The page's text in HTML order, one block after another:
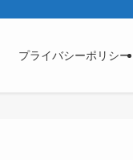
プライバシーポリシー